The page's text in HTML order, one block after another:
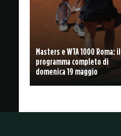
Masters e WTA 1000 Roma: il
programma completo di
domenica 19 maggio